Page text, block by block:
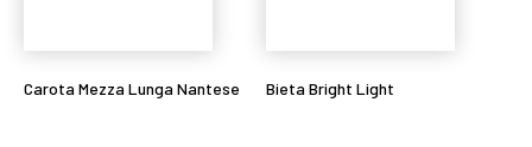
Carota Mezza Lunga Nantese Bieta Bright Light